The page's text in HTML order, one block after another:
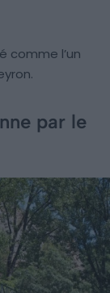
comme l’un
par le